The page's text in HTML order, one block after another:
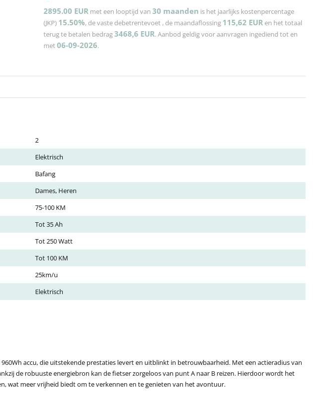
2895.00 EUR met een looptijd van 30 maanden is het jaarlijks kostenpercentage
(JKP) 15.50%, de vaste debetrentevoet , de maandaflossing 115,62 EURen het totaal
terug te betalen bedrag3468,6 EUR. Aanbod geldig voor aanvragen ingediend tot en
met06-09-2026.
2
Elektrisch
Bafang
Dames, Heren
75-100 KM
Tot 35 Ah
Tot 250 Watt
Tot 100 KM
25km/u
Elektrisch
accu, die uitstekende prestaties levert en uitblinkt in betrouwbaarheid. Met een actieradius van
de robuuste energiebron kan de fietser zorgeloos van punt A naar B reizen. Hierdoor wordt het
wat meer vrijheid biedt om te verkennen en te genieten van het avontuur.